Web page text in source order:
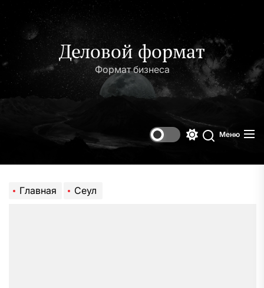
содержимому
Деловой формат
Формат бизнеса
Поиск
Меню
Главная Сеул